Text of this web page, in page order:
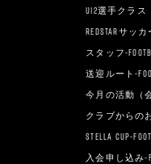
U12選手クラス
REDSTARサッ
スタッフ-
送迎ルート-
今月の活動（
クラブからの
Stella Cup-
入会申し込み